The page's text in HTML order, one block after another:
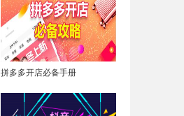
拼多多开店必备手册